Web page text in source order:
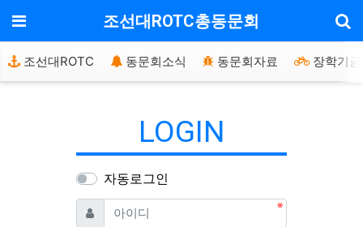
메뉴 조선대ROTC총동문회
조선대ROTC 동문회소식 동문회자료 장학기금
LOGIN
자동로그인
아이디 필수